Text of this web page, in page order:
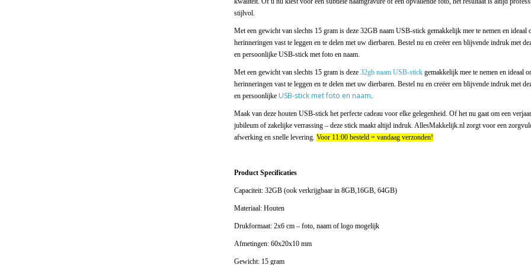
stijlvol.
Met een gewicht van slechts 15 gram is deze 32GB naam USB-stick gemakkelijk mee te nemen en ideaal
herinneringen vast te leggen en te delen met uw dierbaren. Bestel nu en creëer een blijvende indruk met
en persoonlijke USB-stick met foto en naam.
Met een gewicht van slechts 15 gram is deze 32gb naam USB-stickgemakkelijk mee te nemen en ideaal
herinneringen vast te leggen en te delen met uw dierbaren. Bestel nu en creëer een blijvende indruk met
en persoonlijke USB-stick met foto en naam.
Maak van deze houten USB-stick het perfecte cadeau voor elke gelegenheid. Of het nu gaat om een
jubileum of zakelijke verrassing – deze stick maakt altijd indruk. AllesMakkelijk.nl zorgt voor een
afwerking en snelle levering. Voor 11:00 besteld = vandaag verzonden!
Product Specificaties
Capaciteit: 32GB (ook verkrijgbaar in 8GB,16GB, 64GB)
Materiaal: Houten
Drukformaat: 2x6 cm – foto, naam of logo mogelijk
Afmetingen: 60x20x10 mm
Gewicht: 15 gram